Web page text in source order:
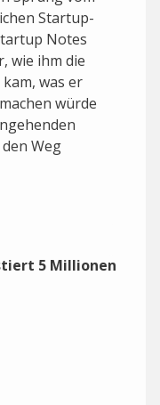
Startup-
Notes
wie ihm die
was er
würde
Weg